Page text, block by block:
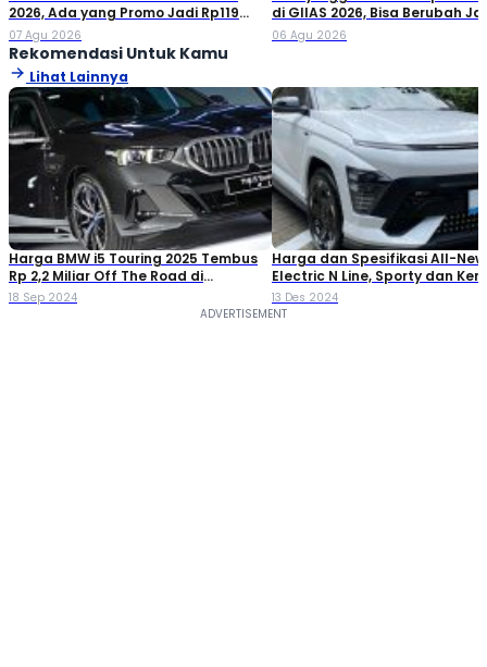
2026, Ada yang Promo Jadi Rp119
Jutaan!
07 Agu 2026
di GIIAS 2026, Bisa Berubah
Double Cabin
06 Agu 2026
Rekomendasi Untuk Kamu
Lihat Lainnya
Harga BMW i5 Touring 2025 Tembus
Rp 2,2 Miliar Off The Road di
Indonesia
18 Sep 2024
Harga dan Spesifikasi All-New
Electric N Line, Sporty dan
13 Des 2024